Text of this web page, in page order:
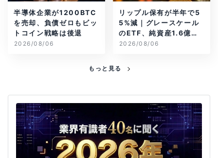
半導体企業が1200BTC
を売却、負債ゼロもビッ
トコイン戦略は後退
2026/08/06
リップル保有が半年で5
5%減｜グレースケール
のETF、純資産1.6億ド
ル減
2026/08/06
もっと見る